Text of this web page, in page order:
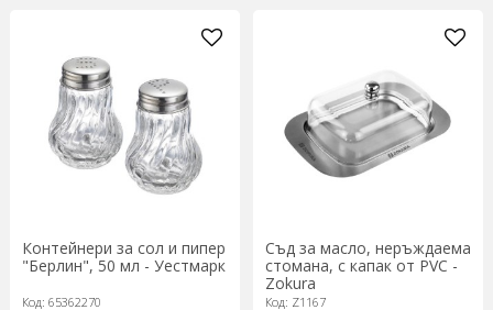
Контейнери за сол и пипер
"Берлин", 50 мл - Уестмарк
Код: 65362270
Съд за масло, неръждаема
стомана, с капак от PVC -
Zokura
Код: Z1167